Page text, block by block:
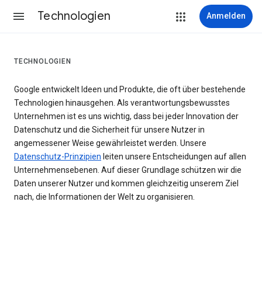
Technologien Anmelden
TECHNOLOGIEN
Google entwickelt Ideen und Produkte, die oft über bestehende
Technologien hinausgehen. Als verantwortungsbewusstes
Unternehmen ist es uns wichtig, dass bei jeder Innovation der
Datenschutz und die Sicherheit für unsere Nutzer in
angemessener Weise gewährleistet werden. Unsere
Datenschutz-Prinzipien leiten unsere Entscheidungen auf allen
Unternehmensebenen. Auf dieser Grundlage schützen wir die
Daten unserer Nutzer und kommen gleichzeitig unserem Ziel
nach, die Informationen der Welt zu organisieren.